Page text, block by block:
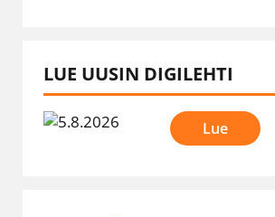
LUE UUSIN DIGILEHTI
Lue